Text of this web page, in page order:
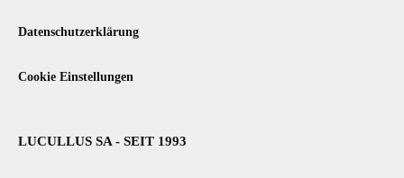
Datenschutzerklärung
Cookie Einstellungen
LUCULLUS SA - SEIT 1993